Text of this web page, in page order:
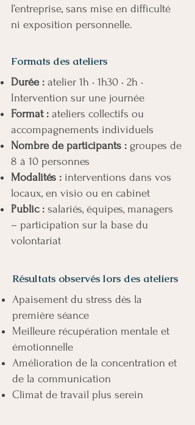
l’entreprise, sans mise en difficulté
ni exposition personnelle.
Formats des ateliers
Durée : atelier 1h • 1h30 • 2h •
Intervention sur une journée
Format : ateliers collectifs ou
accompagnements individuels
Nombre de participants : groupes de
8 à 10 personnes
Modalités : interventions dans vos
locaux, en visio ou en cabinet
Public : salariés, équipes, managers
– participation sur la base du
volontariat
Résultats observés lors des ateliers
Apaisement du stress dès la
première séance
Meilleure récupération mentale et
émotionnelle
Amélioration de la concentration et
de la communication
Climat de travail plus serein